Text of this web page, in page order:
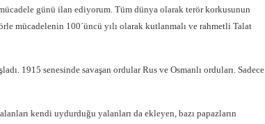
günü ilan ediyorum. Tüm dünya olarak terör korkusunun
mücadelenin 100´üncü yılı olarak kutlanmalı ve rahmetli Talat
1915 senesinde savaşan ordular Rus ve Osmanlı orduları. Sadece
kendi uydurduğu yalanları da ekleyen, bazı papazların